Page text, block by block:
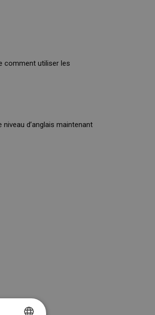
comment utiliser les
d’anglais maintenant